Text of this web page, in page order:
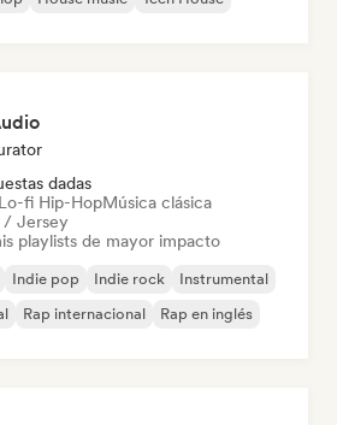
dadas
fi Hip-HopMúsica clásica
/ Jersey
playlists de mayor impacto
Indie pop Indie rock
Instrumental
Rap internacional Rap en inglés